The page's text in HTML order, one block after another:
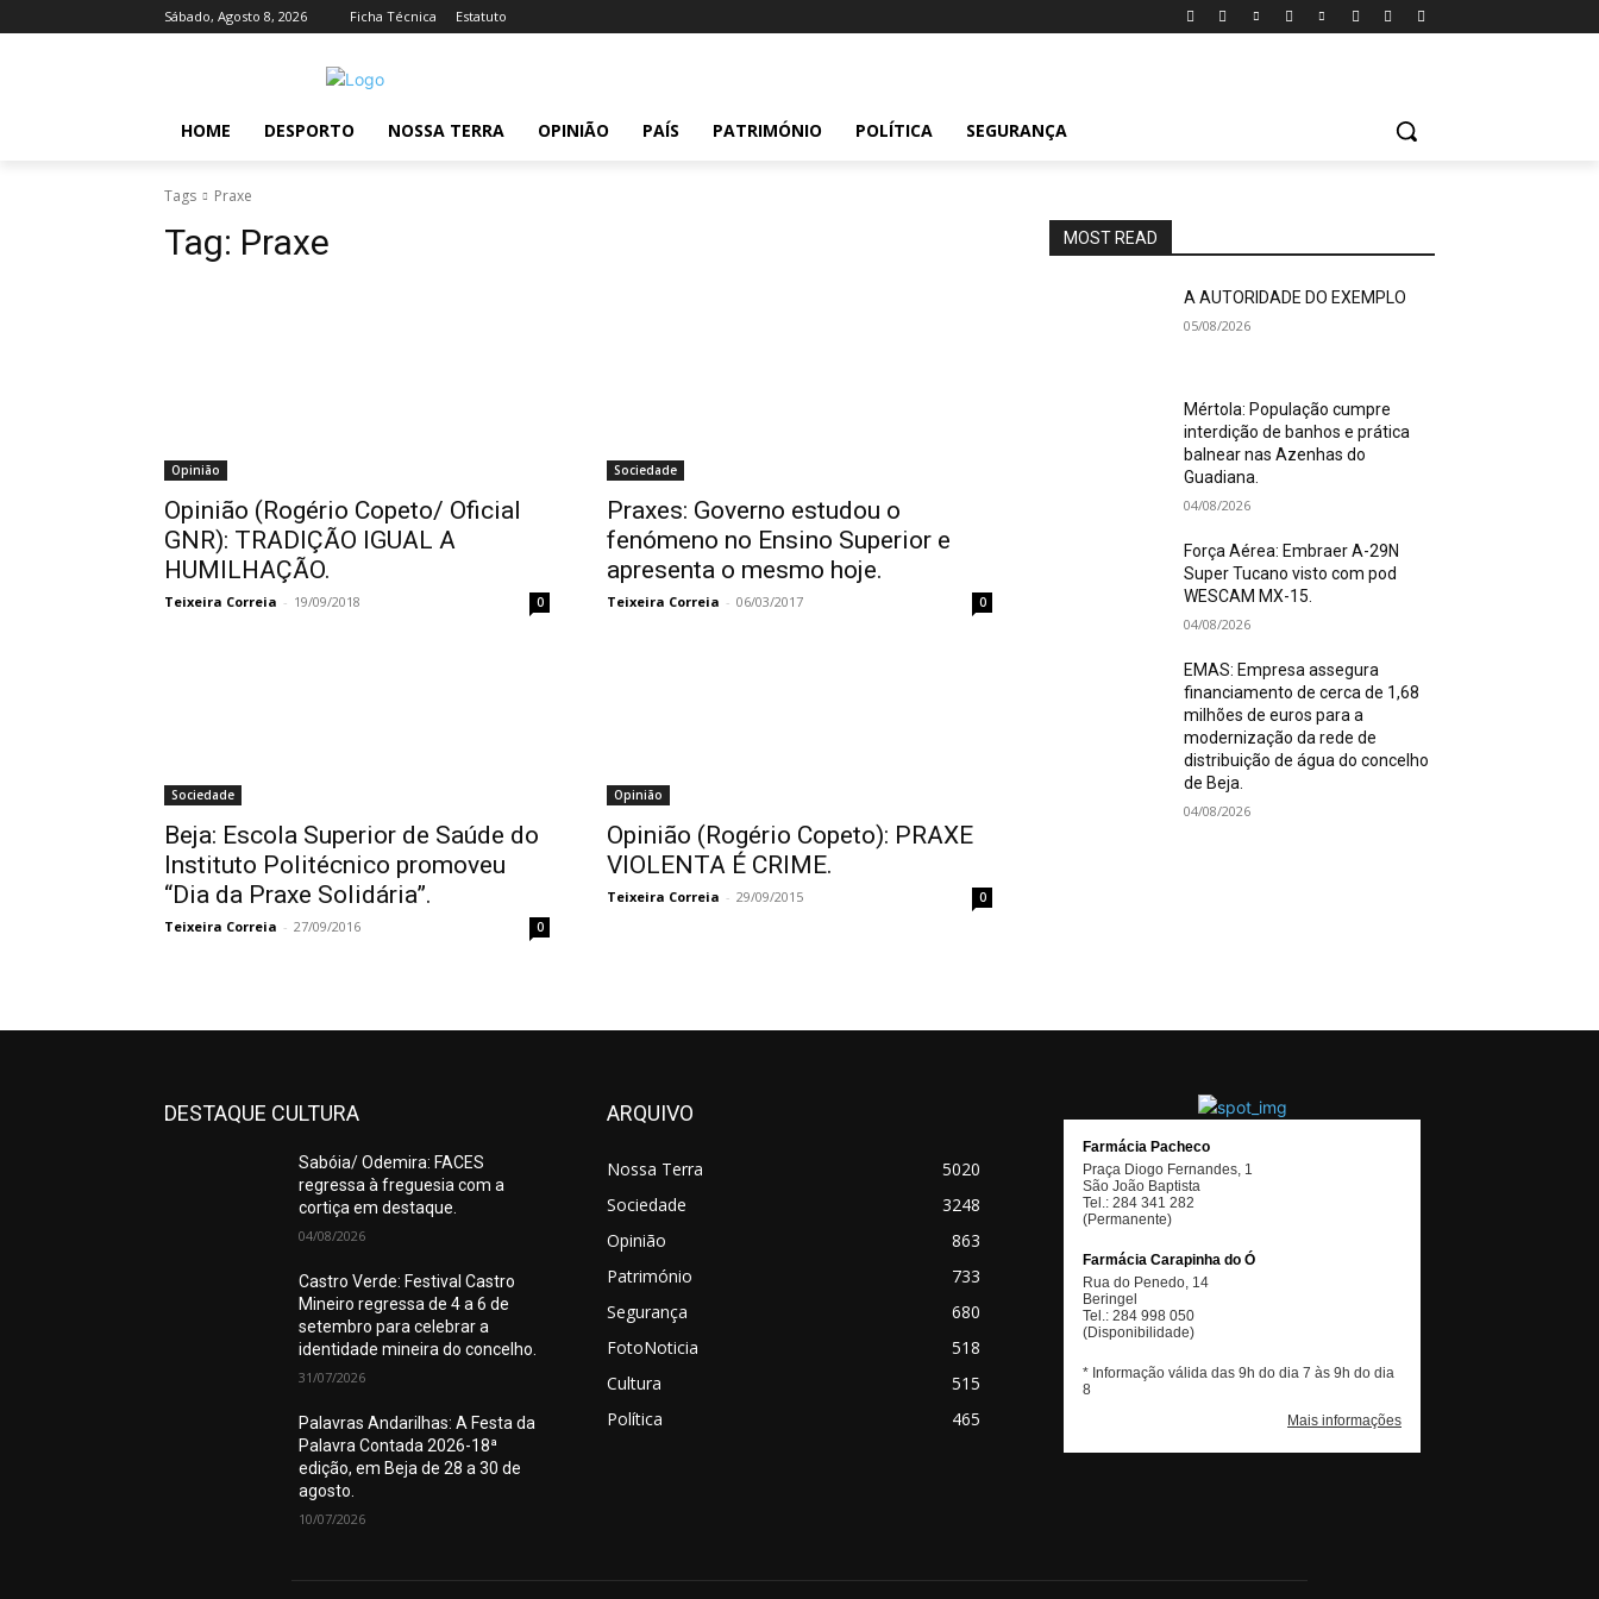
Sábado, Agosto 8, 2026 Ficha Técnica Estatuto
HOME DESPORTO NOSSA TERRA OPINIÃO PAÍS PATRIMÓNIO POLÍTICA SEGURANÇA
Tags Praxe
Tag: Praxe
Opinião
Opinião (Rogério Copeto/ Oficial
GNR): TRADIÇÃO IGUAL A
HUMILHAÇÃO.
Teixeira Correia - 19/09/2018 0
Sociedade
Praxes: Governo estudou o
fenómeno no Ensino Superior e
apresenta o mesmo hoje.
Teixeira Correia - 06/03/2017 0
Sociedade
Beja: Escola Superior de Saúde do
Instituto Politécnico promoveu
“Dia da Praxe Solidária”.
Teixeira Correia - 27/09/2016 0
Opinião
Opinião (Rogério Copeto): PRAXE
VIOLENTA É CRIME.
Teixeira Correia - 29/09/2015 0
MOST READ
A AUTORIDADE DO EXEMPLO
05/08/2026
Mértola: População cumpre
interdição de banhos e prática
balnear nas Azenhas do
Guadiana.
04/08/2026
Força Aérea: Embraer A-29N
Super Tucano visto com pod
WESCAM MX-15.
04/08/2026
EMAS: Empresa assegura
financiamento de cerca de 1,68
milhões de euros para a
modernização da rede de
distribuição de água do concelho
de Beja.
04/08/2026
DESTAQUE CULTURA
Sabóia/ Odemira: FACES
regressa à freguesia com a
cortiça em destaque.
04/08/2026
Castro Verde: Festival Castro
Mineiro regressa de 4 a 6 de
setembro para celebrar a
identidade mineira do concelho.
31/07/2026
Palavras Andarilhas: A Festa da
Palavra Contada 2026-18ª
edição, em Beja de 28 a 30 de
agosto.
10/07/2026
ARQUIVO
Nossa Terra
5020
Sociedade
3248
Opinião
863
Património
733
Segurança
680
FotoNoticia
518
Cultura
515
Política
465